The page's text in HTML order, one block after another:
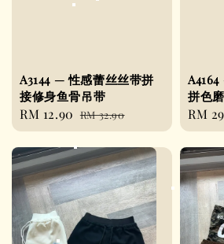
A3144 — 性感蕾丝丝带拼
接修身鱼骨吊带
Sale
price
RM 12.90 Regular
price
RM 32.90
拼色
price
RM